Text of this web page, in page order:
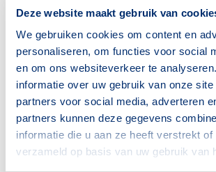
Deze website maakt gebruik van
We gebruiken cookies om content en
personaliseren, om functies voor social
en om ons websiteverkeer te
informatie over uw gebruik van onze site
partners voor social media, adverteren
partners kunnen deze gegevens
informatie die u aan ze heeft verstrekt of
verzameld op basis van uw gebruik van
Huishoudens
Alleenwonend
Gezin zonder kinderen
Gezin met kinderen
Bron: CBS